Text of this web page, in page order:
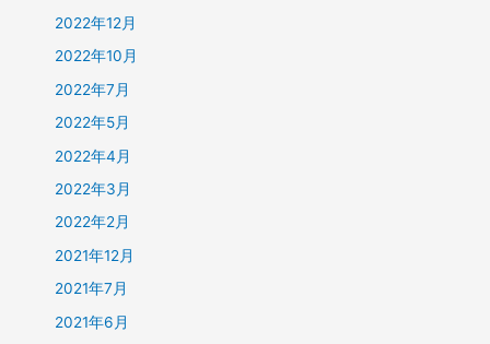
2022年12月
2022年10月
2022年7月
2022年5月
2022年4月
2022年3月
2022年2月
2021年12月
2021年7月
2021年6月